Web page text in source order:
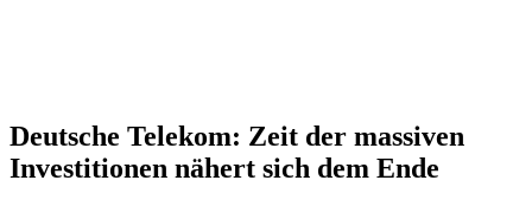
Deutsche Telekom: Zeit der massiven
Investitionen nähert sich dem Ende